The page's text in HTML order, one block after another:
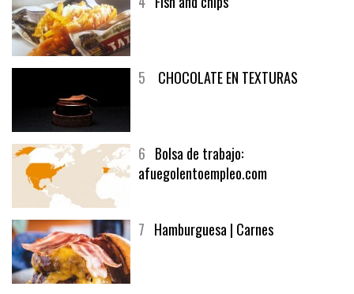
5 CHOCOLATE EN TEXTURAS
6 Bolsa de trabajo:
afuegolentoempleo.com
7 Hamburguesa | Carnes